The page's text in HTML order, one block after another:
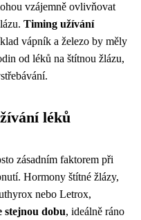
vzájemně ovlivňovat
Timing užívání
vápník a železo by měly
od léků na štítnou žlázu,
léků
zásadním faktorem při
Hormony štítné žlázy,
nebo Letrox,
stejnou dobu, ideálně ráno